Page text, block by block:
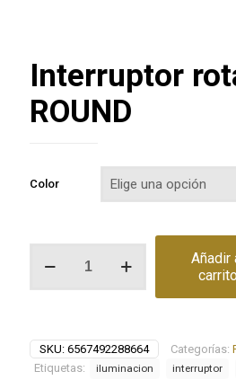
Interruptor
ROUND
Color
rotativo
Añadir
carrito
SKU: 6567492288664 Categorías:
Etiquetas:
iluminacion interruptor